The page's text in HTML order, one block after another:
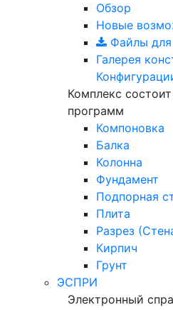
Обзор
Новые
Файлы для
Галерея
Комплекс
программ
Компоновка
Балка
Колонна
Фундамент
Подпорная
Плита
Разрез
Кирпич
Грунт
ЭСПРИ
Электронный